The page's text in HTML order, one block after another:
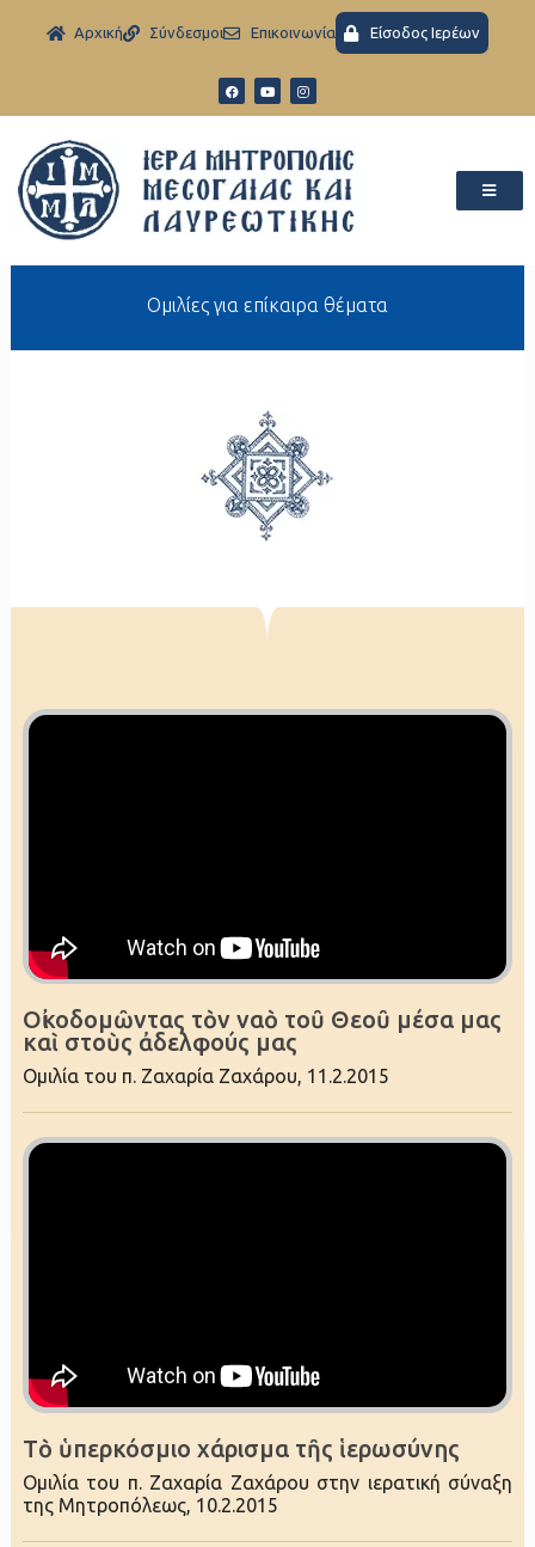
Aρχική Σύνδεσμοι Eπικοινωνία Είσοδος Ιερέων
Ομιλίες για επίκαιρα θέματα
Οἰκοδομῶντας τὸν ναὸ τοῦ Θεοῦ μέσα μας
καὶ στοὺς ἀδελφούς μας
Ομιλία του π. Ζαχαρία Zαχάρου, 11.2.2015
Τὸ ὑπερκόσμιο χάρισμα τῆς ἱερωσύνης
Ομιλία του π. Ζαχαρία Zαχάρου στην ιερατική σύναξη
της Μητροπόλεως, 10.2.2015